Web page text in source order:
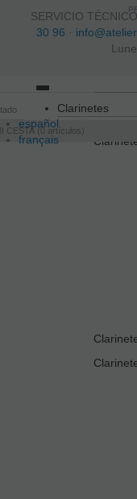
SERVICIO
30 96 ·
español
français
CESTA 0 artículos
navigation
Clarinetes